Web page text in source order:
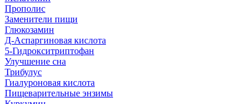
Прополис
Заменители пищи
Глюкозамин
Д-Аспаргиновая кислота
5-Гидрокситриптофан
Улучшение сна
Трибулус
Гиалуроновая кислота
Пищеварительные энзимы